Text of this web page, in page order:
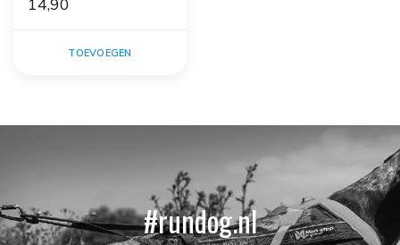
TOEVOEGEN
#rundog.nl